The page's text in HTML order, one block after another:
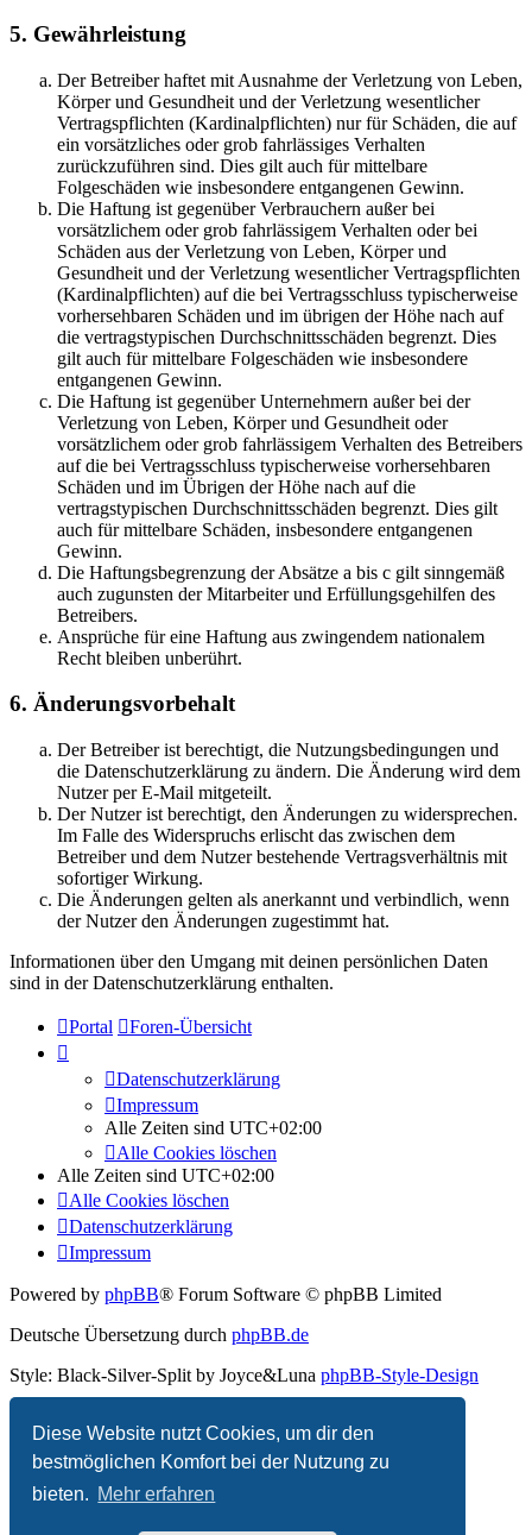
Diese Website nutzt Cookies, um dir den
bestmöglichen Komfort bei der Nutzung zu
bieten. Mehr erfahren
5. Gewährleistung
Der Betreiber haftet mit Ausnahme der Verletzung von Leben,
Körper und Gesundheit und der Verletzung wesentlicher
Vertragspflichten (Kardinalpflichten) nur für Schäden, die auf
ein vorsätzliches oder grob fahrlässiges Verhalten
zurückzuführen sind. Dies gilt auch für mittelbare
Folgeschäden wie insbesondere entgangenen Gewinn.
Die Haftung ist gegenüber Verbrauchern außer bei
vorsätzlichem oder grob fahrlässigem Verhalten oder bei
Schäden aus der Verletzung von Leben, Körper und
Gesundheit und der Verletzung wesentlicher Vertragspflichten
(Kardinalpflichten) auf die bei Vertragsschluss typischerweise
vorhersehbaren Schäden und im übrigen der Höhe nach auf
die vertragstypischen Durchschnittsschäden begrenzt. Dies
gilt auch für mittelbare Folgeschäden wie insbesondere
entgangenen Gewinn.
Die Haftung ist gegenüber Unternehmern außer bei der
Verletzung von Leben, Körper und Gesundheit oder
vorsätzlichem oder grob fahrlässigem Verhalten des Betreibers
auf die bei Vertragsschluss typischerweise vorhersehbaren
Schäden und im Übrigen der Höhe nach auf die
vertragstypischen Durchschnittsschäden begrenzt. Dies gilt
auch für mittelbare Schäden, insbesondere entgangenen
Gewinn.
Die Haftungsbegrenzung der Absätze a bis c gilt sinngemäß
auch zugunsten der Mitarbeiter und Erfüllungsgehilfen des
Betreibers.
Ansprüche für eine Haftung aus zwingendem nationalem
Recht bleiben unberührt.
6. Änderungsvorbehalt
Der Betreiber ist berechtigt, die Nutzungsbedingungen und
die Datenschutzerklärung zu ändern. Die Änderung wird dem
Nutzer per E-Mail mitgeteilt.
Der Nutzer ist berechtigt, den Änderungen zu widersprechen.
Im Falle des Widerspruchs erlischt das zwischen dem
Betreiber und dem Nutzer bestehende Vertragsverhältnis mit
sofortiger Wirkung.
Die Änderungen gelten als anerkannt und verbindlich, wenn
der Nutzer den Änderungen zugestimmt hat.
Informationen über den Umgang mit deinen persönlichen Daten
sind in der Datenschutzerklärung enthalten.
Portal Foren-Übersicht
Datenschutzerklärung
Impressum
Alle Zeiten sind UTC+02:00
Alle Cookies löschen
Alle Zeiten sind UTC+02:00
Alle Cookies löschen
Datenschutzerklärung
Impressum
Powered by phpBB® Forum Software © phpBB Limited
Deutsche Übersetzung durch phpBB.de
Style: Black-Silver-Split by Joyce&Luna phpBB-Style-Design